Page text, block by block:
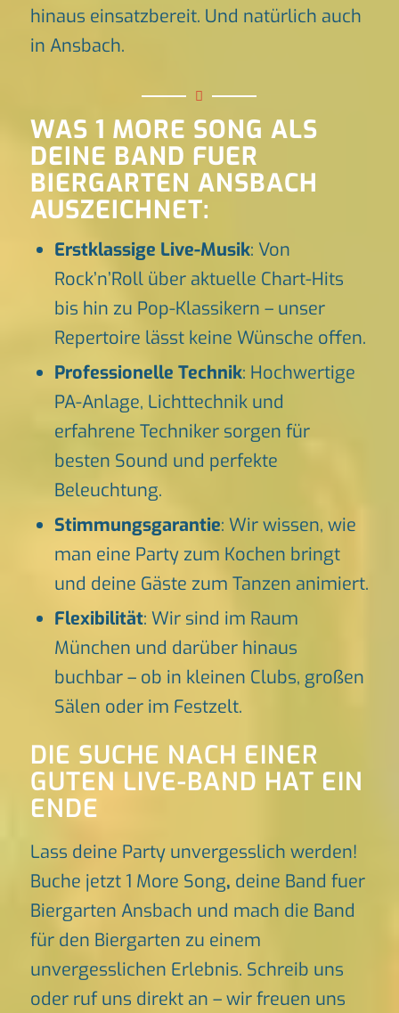
hinaus einsatzbereit. Und natürlich auch
in Ansbach.
WAS 1 MORE SONG ALS
DEINE BAND FUER
BIERGARTEN ANSBACH
AUSZEICHNET:
Erstklassige Live-Musik: Von
Rock’n’Roll über aktuelle Chart-Hits
bis hin zu Pop-Klassikern – unser
Repertoire lässt keine Wünsche offen.
Professionelle Technik: Hochwertige
PA-Anlage, Lichttechnik und
erfahrene Techniker sorgen für
besten Sound und perfekte
Beleuchtung.
Stimmungsgarantie: Wir wissen, wie
man eine Party zum Kochen bringt
und deine Gäste zum Tanzen animiert.
Flexibilität: Wir sind im Raum
München und darüber hinaus
buchbar – ob in kleinen Clubs, großen
Sälen oder im Festzelt.
DIE SUCHE NACH EINER
GUTEN LIVE-BAND HAT EIN
ENDE
Lass deine Party unvergesslich werden!
Buche jetzt 1 More Song, deine Band fuer
Biergarten Ansbach und mach die Band
für den Biergarten zu einem
unvergesslichen Erlebnis. Schreib uns
oder ruf uns direkt an – wir freuen uns